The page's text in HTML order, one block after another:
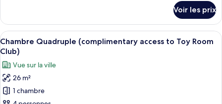
Supérieure,
terrasse,
vue
piscine
(complimentary
access
to
Toy
le
type
de
chambre
Chambre
Double
Supérieure,
terrasse,
vue
piscine
Voir les prix
Afficher
toutes
les
photos
pour
ce
Une chambre d’hôtel avec deux lits,
5
Chambre Quadruple (complimentary access to Toy Room
Club)
Vue sur la ville
26 m²
1 chambre